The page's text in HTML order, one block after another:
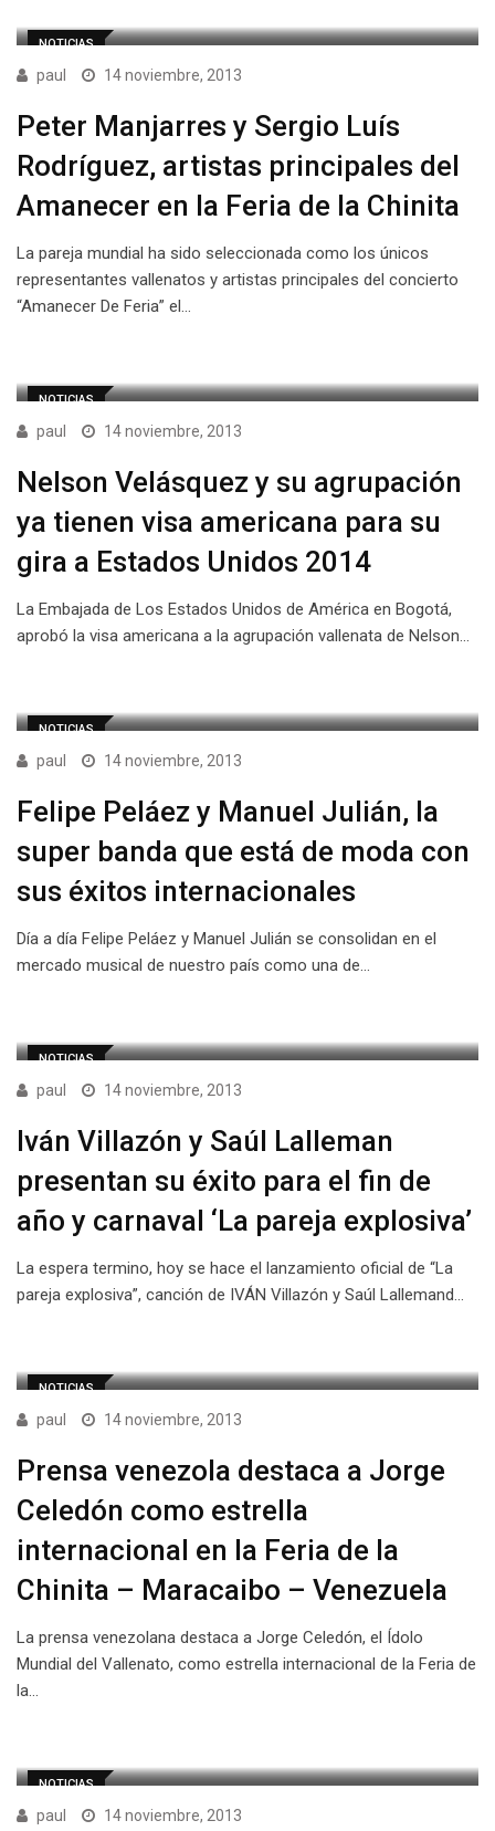
NOTICIAS
paul 14 noviembre, 2013
Peter Manjarres y Sergio Luís
Rodríguez, artistas principales del
Amanecer en la Feria de la Chinita
La pareja mundial ha sido seleccionada como los únicos
representantes vallenatos y artistas principales del concierto
“Amanecer De Feria” el…
NOTICIAS
paul 14 noviembre, 2013
Nelson Velásquez y su agrupación
ya tienen visa americana para su
gira a Estados Unidos 2014
La Embajada de Los Estados Unidos de América en Bogotá,
aprobó la visa americana a la agrupación vallenata de Nelson…
NOTICIAS
paul 14 noviembre, 2013
Felipe Peláez y Manuel Julián, la
super banda que está de moda con
sus éxitos internacionales
Día a día Felipe Peláez y Manuel Julián se consolidan en el
mercado musical de nuestro país como una de…
NOTICIAS
paul 14 noviembre, 2013
Iván Villazón y Saúl Lalleman
presentan su éxito para el fin de
año y carnaval ‘La pareja explosiva’
La espera termino, hoy se hace el lanzamiento oficial de “La
pareja explosiva”, canción de IVÁN Villazón y Saúl Lallemand…
NOTICIAS
paul 14 noviembre, 2013
Prensa venezola destaca a Jorge
Celedón como estrella
internacional en la Feria de la
Chinita – Maracaibo – Venezuela
La prensa venezolana destaca a Jorge Celedón, el Ídolo
Mundial del Vallenato, como estrella internacional de la Feria de
la…
NOTICIAS
paul 14 noviembre, 2013